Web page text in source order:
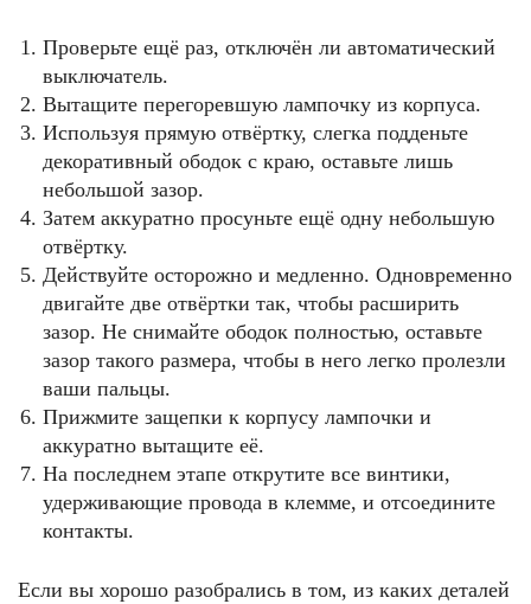
Проверьте ещё раз, отключён ли автоматический
выключатель.
Вытащите перегоревшую лампочку из корпуса.
Используя прямую отвёртку, слегка подденьте
декоративный ободок с краю, оставьте лишь
небольшой зазор.
Затем аккуратно просуньте ещё одну небольшую
отвёртку.
Действуйте осторожно и медленно. Одновременно
двигайте две отвёртки так, чтобы расширить
зазор. Не снимайте ободок полностью, оставьте
зазор такого размера, чтобы в него легко пролезли
ваши пальцы.
Прижмите защепки к корпусу лампочки и
аккуратно вытащите её.
На последнем этапе открутите все винтики,
удерживающие провода в клемме, и отсоедините
контакты.
Если вы хорошо разобрались в том, из каких деталей